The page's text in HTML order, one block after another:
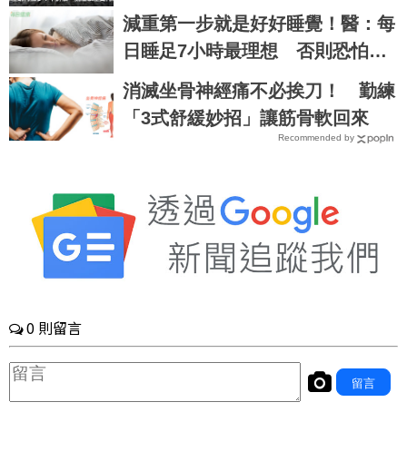
健康 Health
減重第一步就是好好睡覺！醫：每
日睡足7小時最理想 否則恐怕先
減掉「肌肉」
消滅坐骨神經痛不必挨刀！ 勤練
「3式舒緩妙招」讓筋骨軟回來
Recommended by